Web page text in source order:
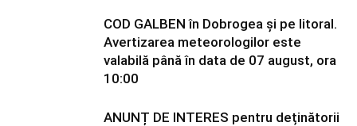
COD GALBEN în Dobrogea și pe litoral.
Avertizarea meteorologilor este
valabilă până în data de 07 august, ora
10:00
ANUNȚ DE INTERES pentru deținătorii